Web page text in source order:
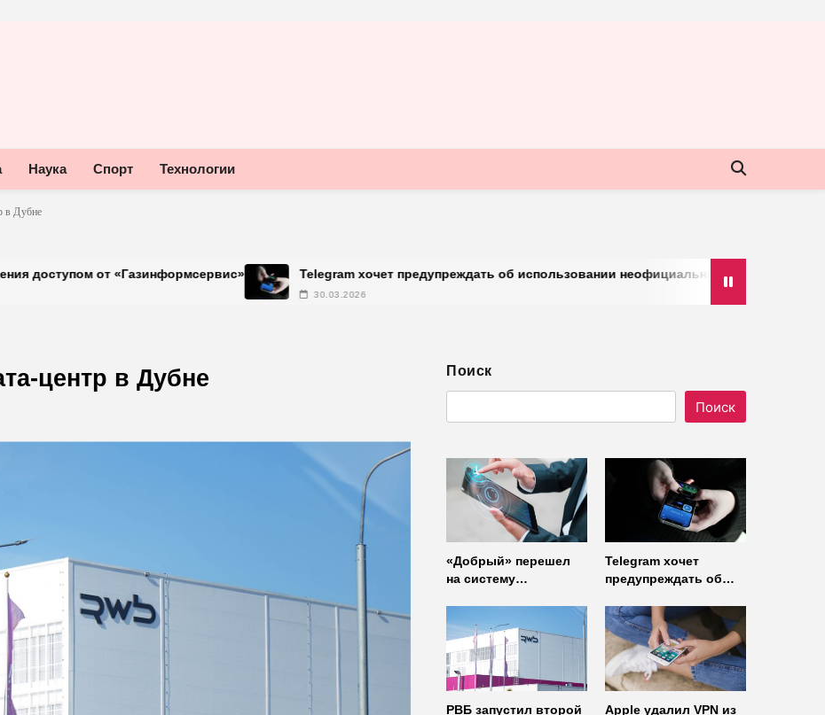
Наука Спорт Технологии
в Дубне
«Газинформсервис» Telegram хочет предупреждать об использовании неофициальных клиентов мессенджера
30.03.2026
центр в Дубне Поиск
Поиск
«Добрый» перешел
на систему
«Газинформсервис»
Telegram хочет
предупреждать об
неофициальных
клиентов
мессенджера
РВБ запустил второй
Apple удалил VPN из